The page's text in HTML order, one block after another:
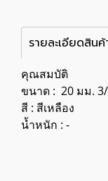
รายละเอียดสินค้
คุณสมบัติ
ขนาด : 20 มม.
สี : สีเหลือง
น้ำหนัก : -